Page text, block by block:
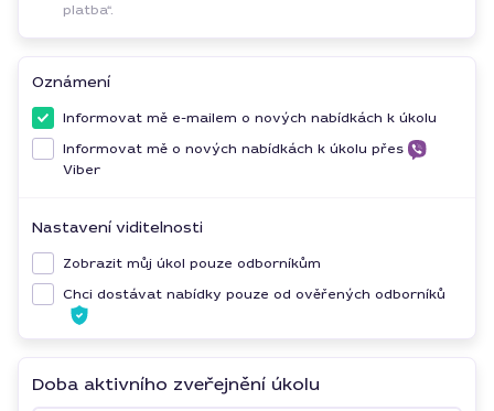
platba“.
Oznámení
Informovat mě e-mailem o nových nabídkách k úkolu
Informovat mě o nových nabídkách k úkolu přes
Viber
Nastavení viditelnosti
Zobrazit můj úkol pouze odborníkům
Chci dostávat nabídky pouze od ověřených odborníků
Doba aktivního zveřejnění úkolu